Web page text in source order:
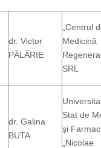
dr. Victor
PĂLĂRIE
„Centrul
Medicină
SRL
dr. Galina
BUTA
Stat de
și
„Nicolae